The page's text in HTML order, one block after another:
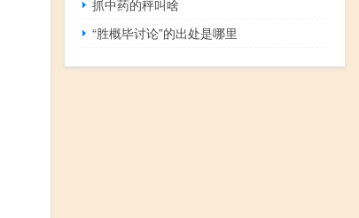
抓中药的秤叫啥
“胜概毕讨论”的出处是哪里